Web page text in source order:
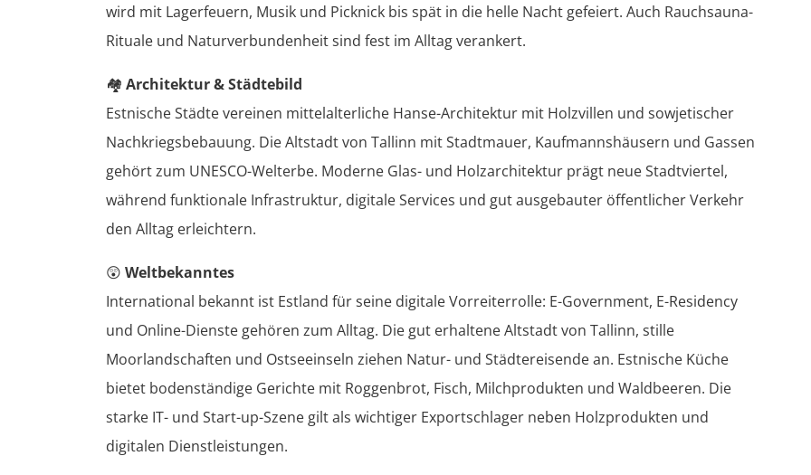
wird mit Lagerfeuern, Musik und Picknick bis spät in die helle Nacht gefeiert. Auch Rauchsauna-
Rituale und Naturverbundenheit sind fest im Alltag verankert.
🏘️ Architektur & Städtebild
Estnische Städte vereinen mittelalterliche Hanse-Architektur mit Holzvillen und sowjetischer
Nachkriegsbebauung. Die Altstadt von Tallinn mit Stadtmauer, Kaufmannshäusern und Gassen
gehört zum UNESCO-Welterbe. Moderne Glas- und Holzarchitektur prägt neue Stadtviertel,
während funktionale Infrastruktur, digitale Services und gut ausgebauter öffentlicher Verkehr
den Alltag erleichtern.
😲 Weltbekanntes
International bekannt ist Estland für seine digitale Vorreiterrolle: E-Government, E-Residency
und Online-Dienste gehören zum Alltag. Die gut erhaltene Altstadt von Tallinn, stille
Moorlandschaften und Ostseeinseln ziehen Natur- und Städtereisende an. Estnische Küche
bietet bodenständige Gerichte mit Roggenbrot, Fisch, Milchprodukten und Waldbeeren. Die
starke IT- und Start-up-Szene gilt als wichtiger Exportschlager neben Holzprodukten und
digitalen Dienstleistungen.